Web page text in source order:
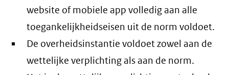
website of mobiele app volledig aan alle
toegankelijkheidseisen uit de norm voldoet.
De overheidsinstantie voldoet zowel aan de
wettelijke verplichting als aan de norm.